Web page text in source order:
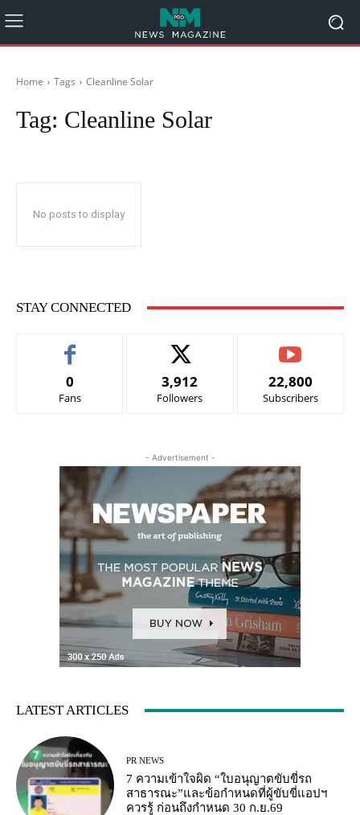
Home Tags Cleanline Solar
Tag: Cleanline Solar
No posts to display
STAY CONNECTED
0
Fans
3,912
Followers
22,800
Subscribers
- Advertisement -
LATEST ARTICLES
PR NEWS
7 ความเข้าใจผิด “ใบอนุญาตขับขี่รถ
สาธารณะ”และข้อกำหนดที่ผู้ขับขี่แอปฯ
ควรรู้ ก่อนถึงกำหนด 30 ก.ย.69